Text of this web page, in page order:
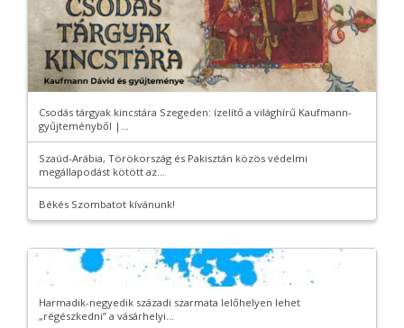
Csodás tárgyak kincstára Szegeden: ízelítő a világhírű Kaufmann-
gyűjteményből |...
Szaúd-Arábia, Törökország és Pakisztán közös védelmi
megállapodást kötött az...
Békés Szombatot kívánunk!
Harmadik-negyedik századi szarmata lelőhelyen lehet
„régészkedni” a vásárhelyi...